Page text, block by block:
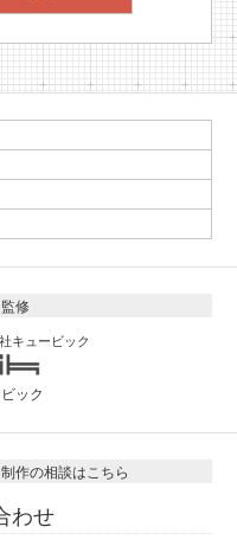
修
キュービック
ック
作の相談はこちら
わせ